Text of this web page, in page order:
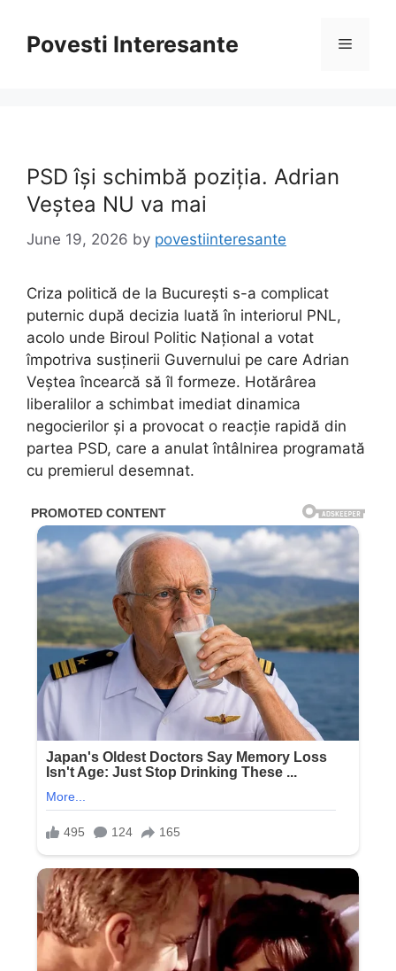
contentPovesti Interesante Menu
PSD își schimbă poziția. Adrian
Veștea NU va mai
June 19, 2026 by povestiinteresante
Criza politică de la București s-a complicat
puternic după decizia luată în interiorul PNL,
acolo unde Biroul Politic Național a votat
împotriva susținerii Guvernului pe care Adrian
Veștea încearcă să îl formeze. Hotărârea
liberalilor a schimbat imediat dinamica
negocierilor și a provocat o reacție rapidă din
partea PSD, care a anulat întâlnirea programată
cu premierul desemnat.